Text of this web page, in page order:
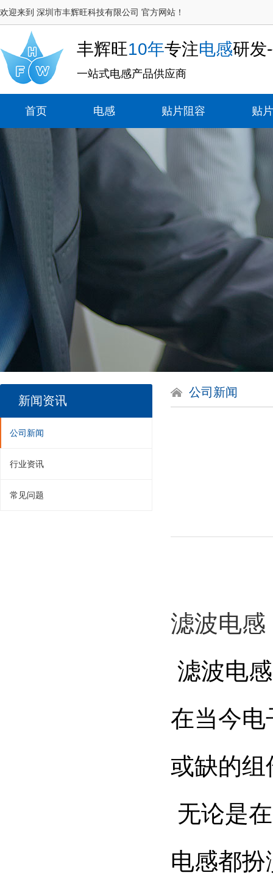
欢迎来到 深圳市丰辉旺科技有限公司 官方网站！
丰辉旺10年专注电感研发
一站式电感产品供应商
首页 电感 贴片阻容 贴
新闻资讯
公司新闻
行业资讯
常见问题
公司新闻
滤波电感
滤波电
在当今电
或缺的组
无论是
电感都